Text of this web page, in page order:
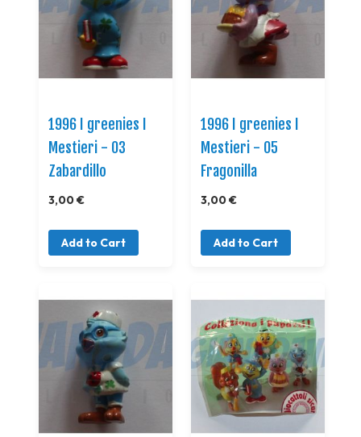
1996 I greenies I
Mestieri - 03
Zabardillo
3,00 €
Add to Cart
1996 I greenies I
Mestieri - 05
Fragonilla
3,00 €
Add to Cart